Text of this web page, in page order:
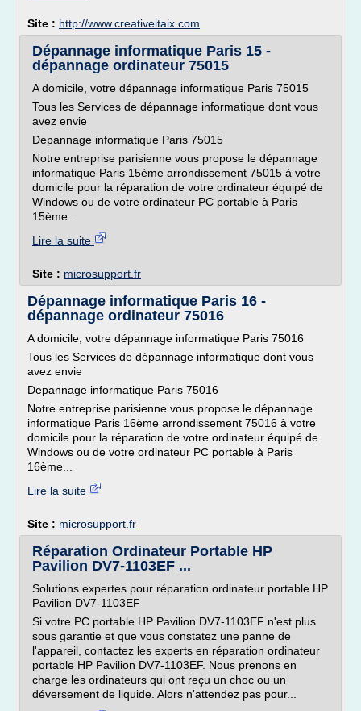
Site : http://www.creativeitaix.com
Dépannage informatique Paris 15 -
dépannage ordinateur 75015
A domicile, votre dépannage informatique Paris 75015
Tous les Services de dépannage informatique dont vous
avez envie
Depannage informatique Paris 75015
Notre entreprise parisienne vous propose le dépannage
informatique Paris 15ème arrondissement 75015 à votre
domicile pour la réparation de votre ordinateur équipé de
Windows ou de votre ordinateur PC portable à Paris
15ème...
Lire la suite
Site : microsupport.fr
Dépannage informatique Paris 16 -
dépannage ordinateur 75016
A domicile, votre dépannage informatique Paris 75016
Tous les Services de dépannage informatique dont vous
avez envie
Depannage informatique Paris 75016
Notre entreprise parisienne vous propose le dépannage
informatique Paris 16ème arrondissement 75016 à votre
domicile pour la réparation de votre ordinateur équipé de
Windows ou de votre ordinateur PC portable à Paris
16ème...
Lire la suite
Site : microsupport.fr
Réparation Ordinateur Portable HP
Pavilion DV7-1103EF ...
Solutions expertes pour réparation ordinateur portable HP
Pavilion DV7-1103EF
Si votre PC portable HP Pavilion DV7-1103EF n'est plus
sous garantie et que vous constatez une panne de
l'appareil, contactez les experts en réparation ordinateur
portable HP Pavilion DV7-1103EF. Nous prenons en
charge les ordinateurs qui ont reçu un choc ou un
déversement de liquide. Alors n'attendez pas pour...